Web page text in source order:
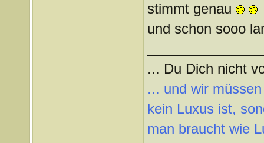
stimmt genau
und schon sooo
... Du Dich nicht
... und wir
kein Luxus ist,
man braucht wie